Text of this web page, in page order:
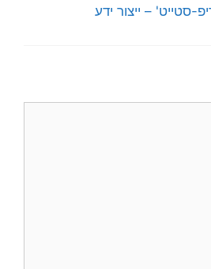
סטייט' – ייצור ידע